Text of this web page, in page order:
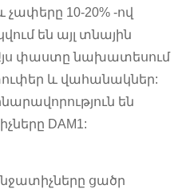
10-20% -ով
են այլ տնային
փաստը նախատեսում
և վահանակներ:
են
DAM1:
ցածր